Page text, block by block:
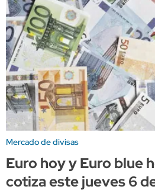
Mercado de divisas
Euro hoy y Euro blue
cotiza este jueves 6